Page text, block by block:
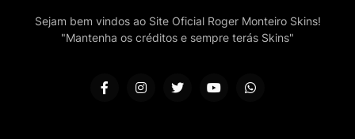
Sejam bem vindos ao Site Oficial Roger Monteiro Skins!
"Mantenha os créditos e sempre terás Skins"